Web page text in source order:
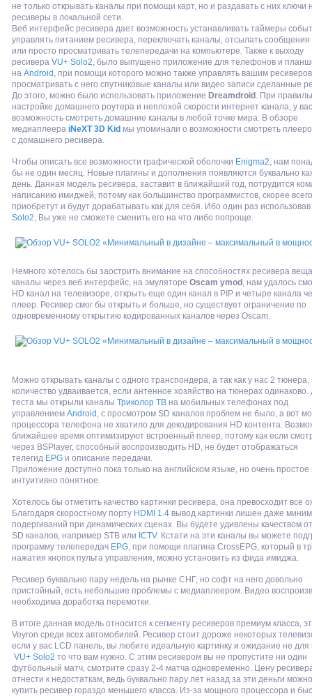
не только открывать каналы при помощи карт, но и раздавать с них ключи
ресиверы в локальной сети.
Веб интерфейс ресивера дает возможность устанавливать таймеры
управлять питанием ресивера, переключать каналы, отсылать сообщения
или просто просматривать телепередачи на компьютере. Также к выходу
ресивера VU+ Solo2, было выпущено приложение для телефонов и
на Android , при помощи которого можно также управлять вашим
просматривать с него спутниковые каналы или видео записи сделанные
До этого, можно было использовать приложение Dreamdroid . При
настройке домашнего роутера и неплохой скорости интернет канала, у
возможность смотреть домашние каналы в любой точке мира. В обзоре
медиаплеера iNeXT 3D Kid мы упоминали о возможности смотреть
с домашнего ресивера.
Чтобы описать все возможности графической оболочки Enigma2, нам
бы не один месяц. Новые плагины и дополнения появляются буквально
день. Данная модель ресивера, заставит в ближайший год, потрудится
написанию имиджей, потому как большинство программистов, скорее
приобретут и будут дорабатывать как для себя. Ибо один раз использовав
Solo2, Вы уже не сможете сменить его на что либо попроще.
Немного хотелось бы заострить внимание на способностях ресивера
каналы через веб интерфейс, на эмуляторе Oscam ymod , нам удалось
HD канал на телевизоре, открыть еще один канал в PIP и четыре канала
плеер. Ресивер смог бы открыть и больше, но существует ограничение по
одновременному открытию кодированных каналов через Oscam.
Можно открывать каналы с одного транспондера, а так как у нас 2 тюнера,
количество удваивается, если антенное хозяйство на тюнерах одинаково.
теста мы открыли каналы Триколор ТВ на мобильных телефонах под
управлением Android , с просмотром SD каналов проблем не было, а вот
процессора телефона не хватило для декодирования HD контента.
ближайшее время оптимизируют встроенный плеер, потому как если
через BSPlayer, способный воспроизводить HD, не будет отображаться
телегид EPG и описание передачи.
Приложение доступно пока только на английском языке, но очень простое
интуитивно понятное.
Хотелось бы отметить качество картинки ресивера, она превосходит все
Благодаря скоростному порту HDMI 1.4 вывод картинки лишен даже
подергиваний при динамических сценах. Вы будете удивлены качеством
SD каналов, например STB или ICTV. Кстати на эти каналы вы можете
программу телепередач EPG, при помощи плагина CrossEPG, который в
нажатия кнопок пульта управления, можно установить из фида имиджа.
Ресивер буквально пару недель на рынке СНГ, но софт на него довольно
пристойный, есть небольшие проблемы с медиаплеером. Видео
необходима доработка перемотки.
В итоге данная модель относится к сегменту ресиверов премиум класса,
Veyron среди всех автомобилей. Ресивер стоит дороже некоторых
если у вас LCD панель, вы любите идеальную картинку и ожидание не для
VU+ Solo2 то что вам нужно. С этим ресивером вы не пропустите ни один
футбольный матч, смотрите сразу 2-4 матча одновременно. Цену
отнести к недостаткам, ведь буквально пару лет назад за эти деньги
купить ресивер гораздо меньшего класса. Из-за мощного процессора и